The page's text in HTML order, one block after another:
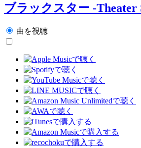
ブラックスター -Theater
曲を視聴